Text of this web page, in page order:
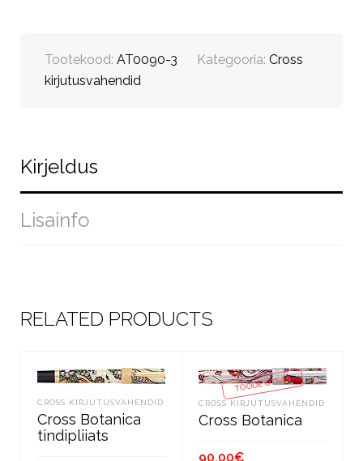
Tootekood: AT0090-3 Kategooria: Cross
kirjutusvahendid
Kirjeldus
Lisainfo
RELATED PRODUCTS
CROSS KIRJUTUSVAHENDID
Cross Botanica
tindipliiats
TOODE OTSAS
CROSS KIRJUTUSVAHENDID
Cross Botanica
90.00€